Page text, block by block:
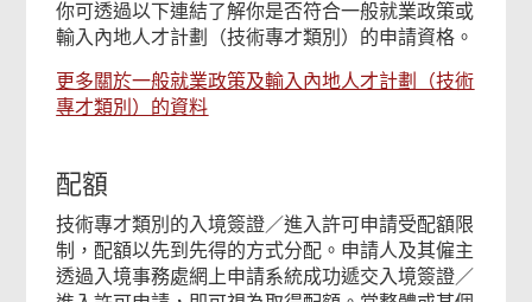
你可透過以下連結了解你是否符合一般就業政策或
輸入內地人才計劃（技術專才類別）的申請資格。
更多關於一般就業政策及輸入內地人才計劃（技術
專才類別）的資料
配額
技術專才類別的入境簽證／進入許可申請受配額限
制，配額以先到先得的方式分配。申請人及其僱主
透過入境事務處網上申請系統成功遞交入境簽證／